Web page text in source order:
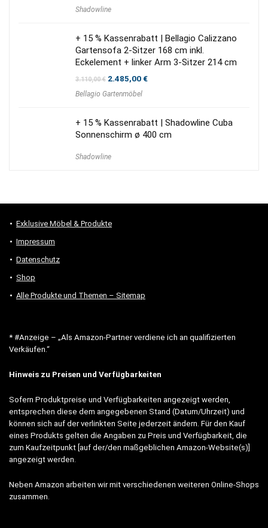
war:
Shadowline
+ 15 % Kassenrabatt | Bellagio Calizzano
Gartensofa 2-Sitzer 168 cm inkl.
Eckelement + linker Arm 3-Sitzer 214 cm
3.110,00€ Ursprünglicher
war:
2.485,00€Aktueller
Bellagio Gartenmöbel
+ 15 % Kassenrabatt | Shadowline Cuba
Sonnenschirm ø 400 cm
Shadowline
Exklusive Möbel & Produkte
Impressum
Datenschutz
Shop
Alle Produkte und Themen – Sitemap
* #Anzeige – „Als Amazon-Partner verdiene ich an qualifizierten
Verkäufen.“
Hinweis zu Preisen und Verfügbarkeiten
Sofern Produktpreise und Verfügbarkeiten angezeigt werden,
entsprechen diese dem angegebenen Stand (Datum/Uhrzeit) und
können sich auf der verlinkten Seite jederzeit ändern. Für den Kauf
eines Produkts gelten die Angaben zu Preis und Verfügbarkeit, die
zum Kaufzeitpunkt [auf der/den maßgeblichen Amazon-Website(s)]
angezeigt werden.
Neben Amazon arbeiten wir mit verschiedenen weiteren Online-Shops
zusammen.